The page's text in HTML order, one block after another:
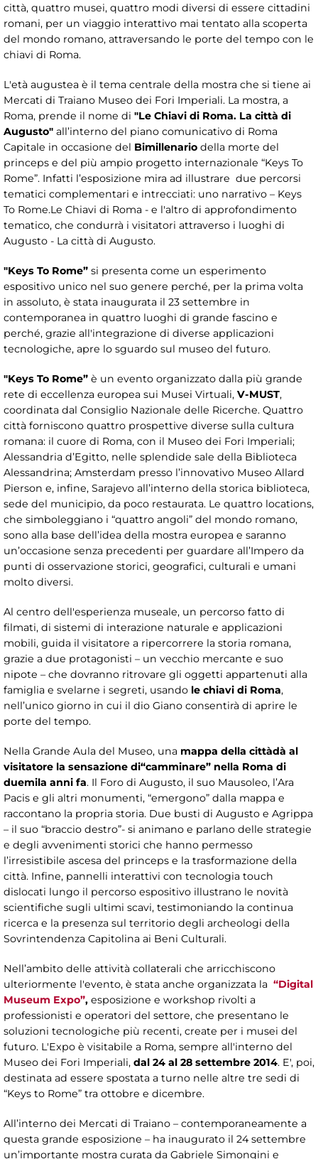
città, quattro musei, quattro modi diversi di essere cittadini
romani, per un viaggio interattivo mai tentato alla scoperta
del mondo romano, attraversando le porte del tempo con le
chiavi di Roma.
L'età augustea è il tema centrale della mostra che si tiene ai
Mercati di Traiano Museo dei Fori Imperiali. La mostra, a
Roma, prende il nome di "Le Chiavi di Roma. La città di
Augusto" all’interno del piano comunicativo di Roma
Capitale in occasione del Bimillenario della morte del
princeps e del più ampio progetto internazionale “Keys To
Rome”. Infatti l’esposizione mira ad illustrare due percorsi
tematici complementari e intrecciati: uno narrativo – Keys
To Rome.Le Chiavi di Roma - e l'altro di approfondimento
tematico, che condurrà i visitatori attraverso i luoghi di
Augusto - La città di Augusto.
"Keys To Rome” si presenta come un esperimento
espositivo unico nel suo genere perché, per la prima volta
in assoluto, è stata inaugurata il 23 settembre in
contemporanea in quattro luoghi di grande fascino e
perché, grazie all'integrazione di diverse applicazioni
tecnologiche, apre lo sguardo sul museo del futuro.
"Keys To Rome” è un evento organizzato dalla più grande
rete di eccellenza europea sui Musei Virtuali, V-MUST,
coordinata dal Consiglio Nazionale delle Ricerche. Quattro
città forniscono quattro prospettive diverse sulla cultura
romana: il cuore di Roma, con il Museo dei Fori Imperiali;
Alessandria d’Egitto, nelle splendide sale della Biblioteca
Alessandrina; Amsterdam presso l’innovativo Museo Allard
Pierson e, infine, Sarajevo all’interno della storica biblioteca,
sede del municipio, da poco restaurata. Le quattro locations,
che simboleggiano i “quattro angoli” del mondo romano,
sono alla base dell’idea della mostra europea e saranno
un’occasione senza precedenti per guardare all’Impero da
punti di osservazione storici, geografici, culturali e umani
molto diversi.
Al centro dell'esperienza museale, un percorso fatto di
filmati, di sistemi di interazione naturale e applicazioni
mobili, guida il visitatore a ripercorrere la storia romana,
grazie a due protagonisti – un vecchio mercante e suo
nipote – che dovranno ritrovare gli oggetti appartenuti alla
famiglia e svelarne i segreti, usando le chiavi di Roma,
nell’unico giorno in cui il dio Giano consentirà di aprire le
porte del tempo.
Nella Grande Aula del Museo, una mappa della cittàdà al
visitatore la sensazione di“camminare” nella Roma di
duemila anni fa. Il Foro di Augusto, il suo Mausoleo, l’Ara
Pacis e gli altri monumenti, “emergono” dalla mappa e
raccontano la propria storia. Due busti di Augusto e Agrippa
– il suo “braccio destro”- si animano e parlano delle strategie
e degli avvenimenti storici che hanno permesso
l’irresistibile ascesa del princeps e la trasformazione della
città. Infine, pannelli interattivi con tecnologia touch
dislocati lungo il percorso espositivo illustrano le novità
scientifiche sugli ultimi scavi, testimoniando la continua
ricerca e la presenza sul territorio degli archeologi della
Sovrintendenza Capitolina ai Beni Culturali.
Nell’ambito delle attività collaterali che arricchiscono
ulteriormente l'evento, è stata anche organizzata la “Digital
Museum Expo”, esposizione e workshop rivolti a
professionisti e operatori del settore, che presentano le
soluzioni tecnologiche più recenti, create per i musei del
futuro. L'Expo è visitabile a Roma, sempre all'interno del
Museo dei Fori Imperiali, dal 24 al 28 settembre 2014. E', poi,
destinata ad essere spostata a turno nelle altre tre sedi di
“Keys to Rome” tra ottobre e dicembre.
All’interno dei Mercati di Traiano – contemporaneamente a
questa grande esposizione – ha inaugurato il 24 settembre
un’importante mostra curata da Gabriele Simongini e